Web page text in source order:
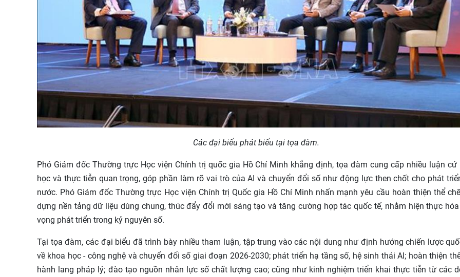
Các đại biểu phát biểu tại tọa đàm.
Phó Giám đốc Thường trực Học viện Chính trị quốc gia Hồ Chí Minh khẳng định, tọa đàm cung cấp nhiều luận cứ
học và thực tiễn quan trọng, góp phần làm rõ vai trò của AI và chuyển đổi số như động lực then chốt cho phát
nước. Phó Giám đốc Thường trực Học viện Chính trị Quốc gia Hồ Chí Minh nhấn mạnh yêu cầu hoàn thiện thể
dựng nền tảng dữ liệu dùng chung, thúc đẩy đổi mới sáng tạo và tăng cường hợp tác quốc tế, nhằm hiện thực
vọng phát triển trong kỷ nguyên số.
Tại tọa đàm, các đại biểu đã trình bày nhiều tham luận, tập trung vào các nội dung như định hướng chiến lược
về khoa học - công nghệ và chuyển đổi số giai đoạn 2026-2030; phát triển hạ tầng số, hệ sinh thái AI; hoàn thiện
hành lang pháp lý; đào tạo nguồn nhân lực số chất lượng cao; cũng như kinh nghiệm triển khai thực tiễn từ các